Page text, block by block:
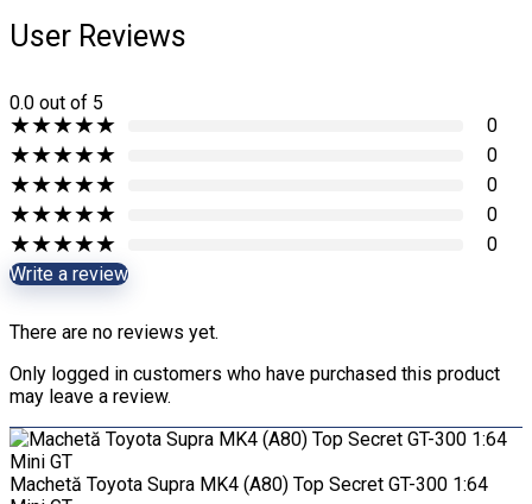
User Reviews
0.0 out of 5
★★★★★ 0
★★★★★ 0
★★★★★ 0
★★★★★ 0
★★★★★
0
Write a review
There are no reviews yet.
Only logged in customers who have purchased this product
may leave a review.
Machetă Toyota Supra MK4 (A80) Top Secret GT-300 1:64